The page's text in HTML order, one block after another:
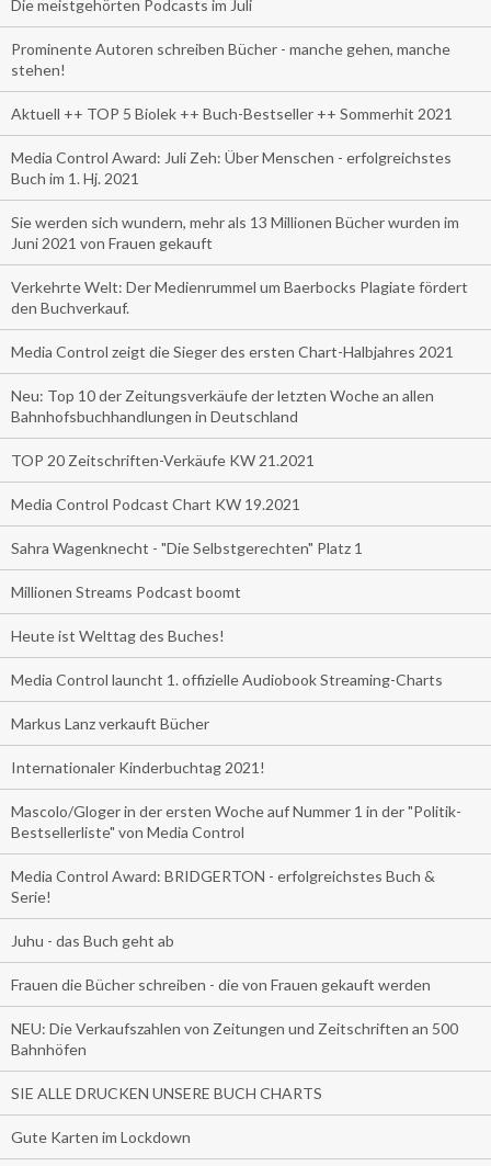
Die meistgehörten Podcasts im Juli
Prominente Autoren schreiben Bücher - manche gehen, manche
stehen!
Aktuell ++ TOP 5 Biolek ++ Buch-Bestseller ++ Sommerhit 2021
Media Control Award: Juli Zeh: Über Menschen - erfolgreichstes
Buch im 1. Hj. 2021
Sie werden sich wundern, mehr als 13 Millionen Bücher wurden im
Juni 2021 von Frauen gekauft
Verkehrte Welt: Der Medienrummel um Baerbocks Plagiate fördert
den Buchverkauf.
Media Control zeigt die Sieger des ersten Chart-Halbjahres 2021
Neu: Top 10 der Zeitungsverkäufe der letzten Woche an allen
Bahnhofsbuchhandlungen in Deutschland
TOP 20 Zeitschriften-Verkäufe KW 21.2021
Media Control Podcast Chart KW 19.2021
Sahra Wagenknecht - "Die Selbstgerechten" Platz 1
Millionen Streams Podcast boomt
Heute ist Welttag des Buches!
Media Control launcht 1. offizielle Audiobook Streaming-Charts
Markus Lanz verkauft Bücher
Internationaler Kinderbuchtag 2021!
Mascolo/Gloger in der ersten Woche auf Nummer 1 in der "Politik-
Bestsellerliste" von Media Control
Media Control Award: BRIDGERTON - erfolgreichstes Buch &
Serie!
Juhu - das Buch geht ab
Frauen die Bücher schreiben - die von Frauen gekauft werden
NEU: Die Verkaufszahlen von Zeitungen und Zeitschriften an 500
Bahnhöfen
SIE ALLE DRUCKEN UNSERE BUCH CHARTS
Gute Karten im Lockdown